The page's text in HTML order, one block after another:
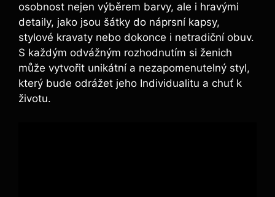
osobnost nejen výběrem barvy, ale i hravými
detaily, jako jsou šátky do náprsní kapsy,
stylové kravaty nebo dokonce i netradiční obuv.
S každým odvážným rozhodnutím si ženich
může vytvořit unikátní a nezapomenutelný styl,
který bude odrážet jeho Individualitu a chuť k
životu.